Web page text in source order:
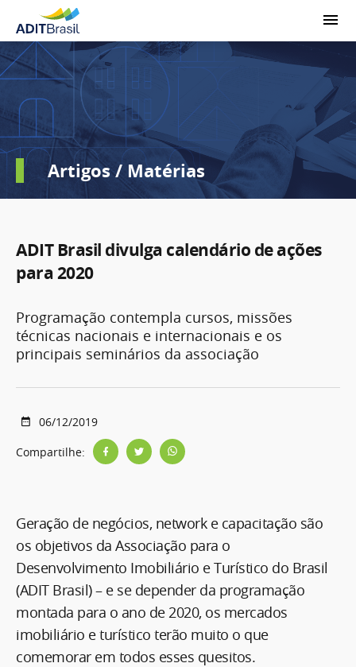
Artigos / Matérias
ADIT Brasil divulga calendário de ações
para 2020
Programação contempla cursos, missões
técnicas nacionais e internacionais e os
principais seminários da associação
06/12/2019
Compartilhe:
Geração de negócios, network e capacitação são
os objetivos da Associação para o
Desenvolvimento Imobiliário e Turístico do Brasil
(ADIT Brasil) – e se depender da programação
montada para o ano de 2020, os mercados
imobiliário e turístico terão muito o que
comemorar em todos esses quesitos.